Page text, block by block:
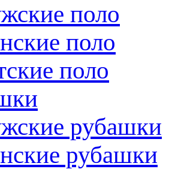
поло
поло
поло
рубашки
рубашки